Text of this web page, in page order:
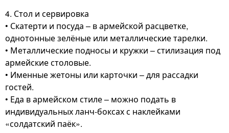
4. Стол и сервировка
• Скатерти и посуда – в армейской расцветке,
однотонные зелёные или металлические тарелки.
• Металлические подносы и кружки – стилизация под
армейские столовые.
• Именные жетоны или карточки – для рассадки
гостей.
• Еда в армейском стиле – можно подать в
индивидуальных ланч-боксах с наклейками
«солдатский паёк».